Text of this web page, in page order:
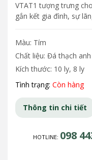
VTAT1 tượng trưng
gắn kết gia đình, sự
Màu: Tím
Chất liệu: Đá thạch anh
Kích thước: 10 ly, 8 ly
Tình trạng: Còn hàng
Thông tin chi tiết
HOTLINE: 098